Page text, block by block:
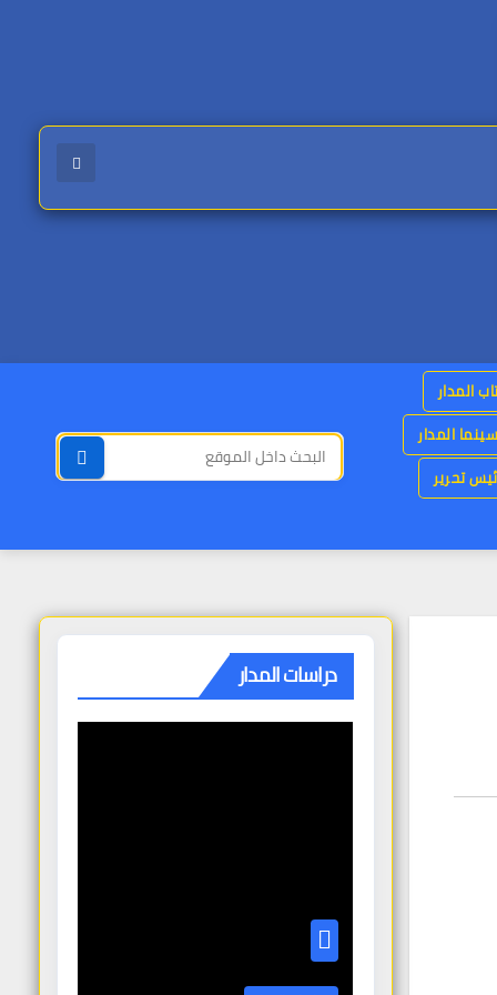
المدار
سينما المدار
تحرير
دراسات المدار